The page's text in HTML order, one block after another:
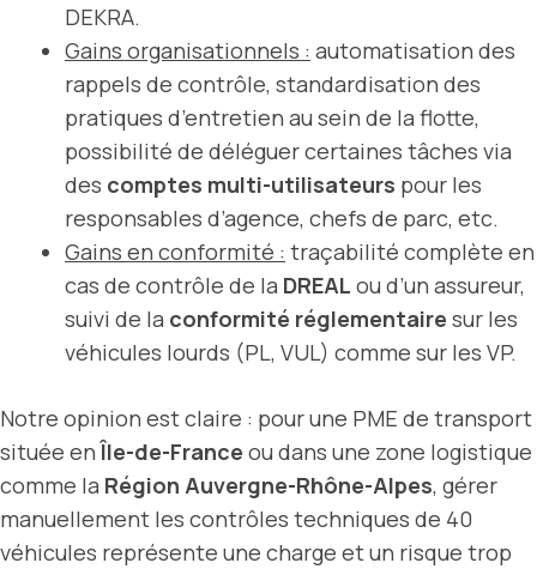
DEKRA.
Gains organisationnels : automatisation des
rappels de contrôle, standardisation des
pratiques d’entretien au sein de la flotte,
possibilité de déléguer certaines tâches via
des comptes multi-utilisateurs pour les
responsables d’agence, chefs de parc, etc.
Gains en conformité : traçabilité complète en
cas de contrôle de la DREAL ou d’un assureur,
suivi de la conformité réglementaire sur les
véhicules lourds (PL, VUL) comme sur les VP.
Notre opinion est claire : pour une PME de transport
située enÎle-de-France ou dans une zone logistique
comme la Région Auvergne-Rhône-Alpes, gérer
manuellement les contrôles techniques de 40
véhicules représente une charge et un risque trop